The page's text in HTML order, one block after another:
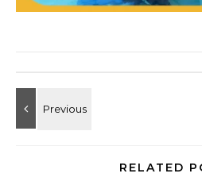
RELATED